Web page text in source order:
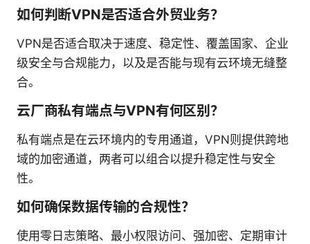
如何判断VPN是否适合外贸业务？
VPN是否适合取决于速度、稳定性、覆盖国家、企业
级安全与合规能力，以及是否能与现有云环境无缝整
合。
云厂商私有端点与VPN有何区别？
私有端点是在云环境内的专用通道，VPN则提供跨地
域的加密通道，两者可以组合以提升稳定性与安全
性。
如何确保数据传输的合规性？
使用零日志策略、最小权限访问、强加密、定期审计